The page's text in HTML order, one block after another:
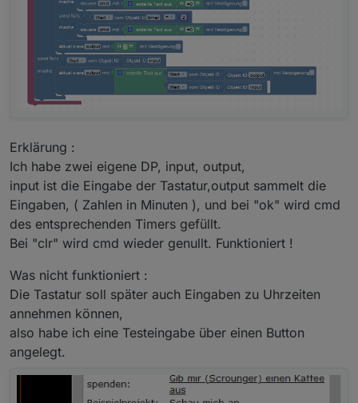
Erklärung :
Ich habe zwei eigene DP, input, output,
input ist die Eingabe der Tastatur,output sammelt die
Eingaben, ( Zahlen in Minuten ), und bei "ok" wird cmd
des entsprechenden Timers gefüllt.
Bei "clr" wird cmd wieder genullt. Funktioniert !
Was nicht funktioniert :
Die Tastatur soll später auch Eingaben zu Uhrzeiten
annehmen können,
also habe ich eine Testeingabe über einen Button
angelegt.